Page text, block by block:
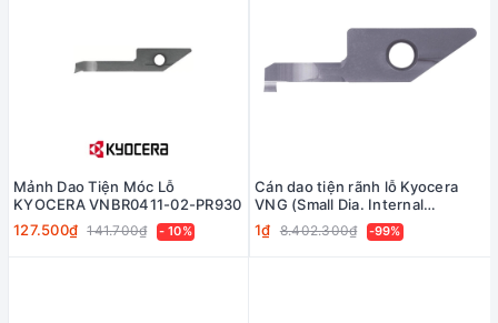
Mảnh Dao Tiện Móc Lỗ
KYOCERA VNBR0411-02-PR930
127.500₫ 141.700₫ - 10%
Cán dao tiện rãnh lỗ Kyocera
VNG (Small Dia. Internal
Grooving System Tip-Bars)
1₫ 8.402.300₫ -99%